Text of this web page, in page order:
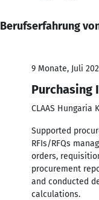
Berufserfahrung
9 Monate, Juli
Purchasing
CLAAS Hungaria
Supported
RFIs/RFQs
orders,
procurement
and conducted
calculations.